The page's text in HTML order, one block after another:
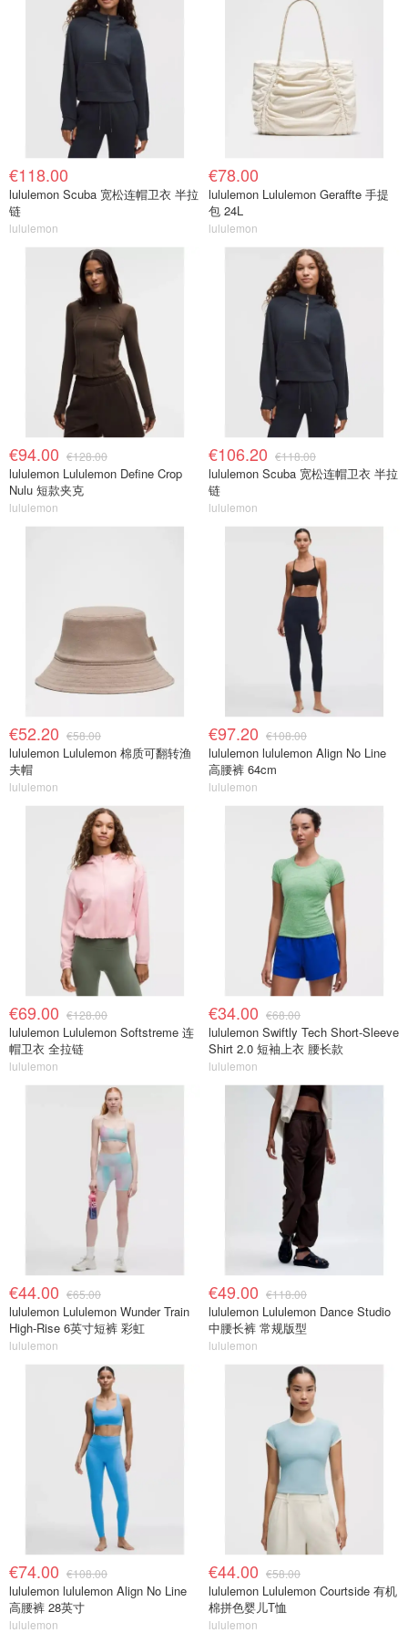
€118.00
lululemon Scuba 宽松连帽卫衣 半拉
链
lululemon
€78.00
lululemon Lululemon Geraffte 手提
包 24L
lululemon
€94.00 €128.00
lululemon Lululemon Define Crop
Nulu 短款夹克
lululemon
€106.20 €118.00
lululemon Scuba 宽松连帽卫衣 半拉
链
lululemon
€52.20 €58.00
lululemon Lululemon 棉质可翻转渔
夫帽
lululemon
€97.20 €108.00
lululemon lululemon Align No Line
高腰裤 64cm
lululemon
€69.00 €128.00
lululemon Lululemon Softstreme 连
帽卫衣 全拉链
lululemon
€34.00 €68.00
lululemon Swiftly Tech Short-Sleeve
Shirt 2.0 短袖上衣 腰长款
lululemon
€44.00 €65.00
lululemon Lululemon Wunder Train
High-Rise 6英寸短裤 彩虹
lululemon
€49.00 €118.00
lululemon Lululemon Dance Studio
中腰长裤 常规版型
lululemon
€74.00 €108.00
lululemon lululemon Align No Line
高腰裤 28英寸
lululemon
€44.00 €58.00
lululemon Lululemon Courtside 有机
棉拼色婴儿T恤
lululemon